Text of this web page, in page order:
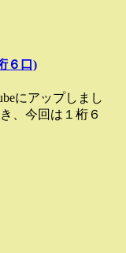
６口)
にアップしまし
、今回は１桁６